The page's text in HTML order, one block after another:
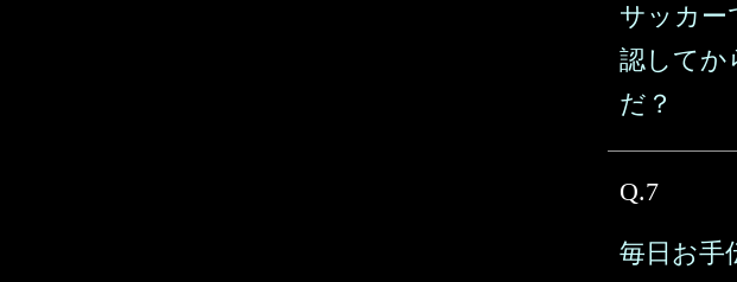
サッカー
認してか
だ？
Q.7
毎日お手